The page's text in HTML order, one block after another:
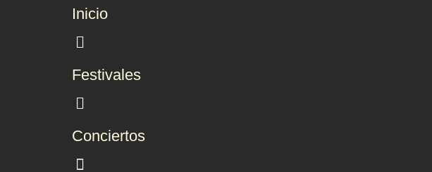
Inicio
Festivales
Conciertos